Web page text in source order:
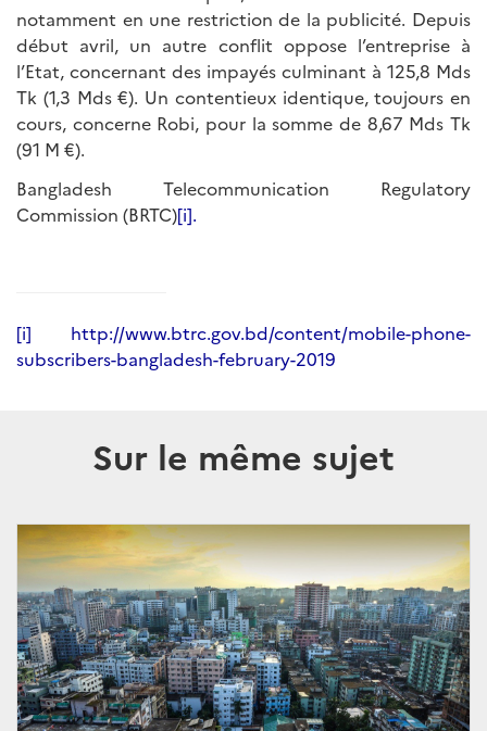
notamment en une restriction de la publicité. Depuis
début avril, un autre conflit oppose l’entreprise à
l’Etat, concernant des impayés culminant à 125,8 Mds
Tk (1,3 Mds €). Un contentieux identique, toujours en
cours, concerne Robi, pour la somme de 8,67 Mds Tk
(91 M €).
Bangladesh Telecommunication Regulatory
Commission (BRTC)[i].
[i]
http://www.btrc.gov.bd/content/mobile-phone-
subscribers-bangladesh-february-2019
Sur le même sujet